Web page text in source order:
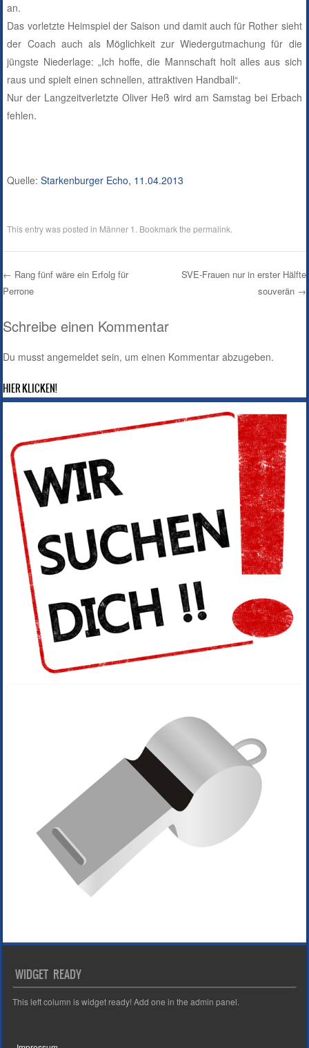
an.
Das vorletzte Heimspiel der Saison und damit auch für Rother sieht
der Coach auch als Möglichkeit zur Wiedergutmachung für die
jüngste Niederlage: „Ich hoffe, die Mannschaft holt alles aus sich
raus und spielt einen schnellen, attraktiven Handball“.
Nur der Langzeitverletzte Oliver Heß wird am Samstag bei Erbach
fehlen.
Quelle:Starkenburger Echo, 11.04.2013
This entry was posted in Männer 1 . Bookmark thepermalink
Post navigation
← Rang fünf wäre ein Erfolg für
Perrone
SVE-Frauen nur in erster Hälfte
souverän →
Schreibe einen Kommentar
Du musstangemeldet sein, um einen Kommentar abzugeben.
HIER KLICKEN!
WIDGET READY
This left column is widget ready! Add one in the admin panel.